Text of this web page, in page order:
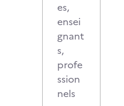
es,
ensei
gnant
s,
profe
ssion
nels